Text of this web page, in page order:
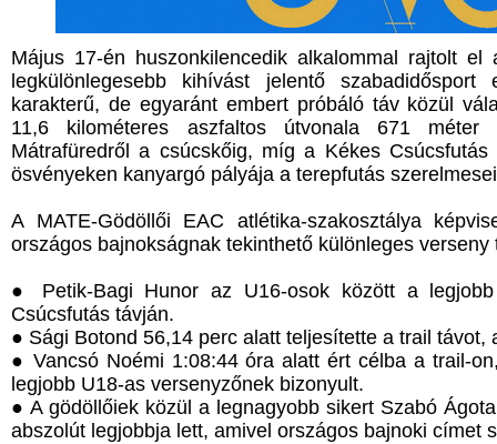
Május 17-én huszonkilencedik alkalommal rajtolt
legkülönlegesebb kihívást jelentő
karakterű, de egyaránt embert próbáló táv közül
11,6 kilométeres aszfaltos útvonala 671 méter
Mátrafüredről a csúcskőig, míg a Kékes
ösvényeken kanyargó pályája a terepfutás
A MATE-Gödöllői EAC atlétika-szakosztálya
országos bajnokságnak tekinthető különleges verseny
● Petik-Bagi Hunor az U16-osok között a
Csúcsfutás távján.
● Sági Botond 56,14 perc alatt teljesítette a trail távot,
● Vancsó Noémi 1:08:44 óra alatt ért célba a trail-
legjobb U18-as versenyzőnek bizonyult.
● A gödöllőiek közül a legnagyobb sikert Szabó
abszolút legjobbja lett, amivel országos bajnoki címet